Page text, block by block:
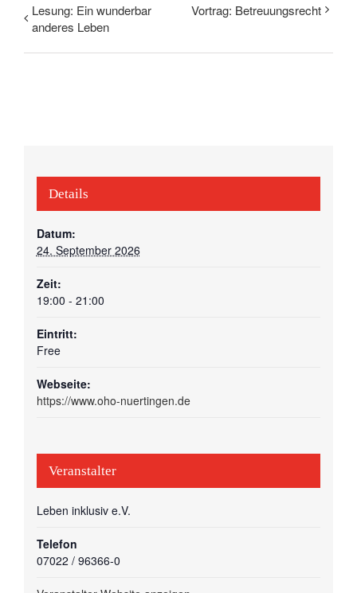
Lesung: Ein wunderbar
anderes Leben
Vortrag: Betreuungsrecht
Details
Datum:
24. September 2026
Zeit:
19:00 - 21:00
Eintritt:
Free
Webseite:
https://www.oho-nuertingen.de
Veranstalter
Leben inklusiv e.V.
Telefon
07022 / 96366-0